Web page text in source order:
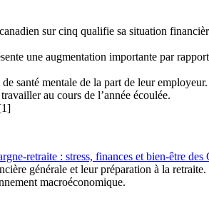
sur cinq qualifie sa situation
une augmentation importante par
santé mentale de la part de leur employeur.
au cours de l’année écoulée.
retraite : stress, finances et bien-être des
générale et leur préparation à la
macroéconomique.